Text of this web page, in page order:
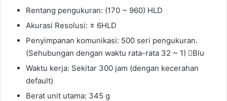
Rentang pengukuran: (170 ~ 960) HLD
Akurasi Resolusi: ± 6HLD
Penyimpanan komunikasi: 500 seri pengukuran.
(Sehubungan dengan waktu rata-rata 32 ~ 1) Blu
Waktu kerja: Sekitar 300 jam (dengan kecerahan
default)
Berat unit utama: 345 g